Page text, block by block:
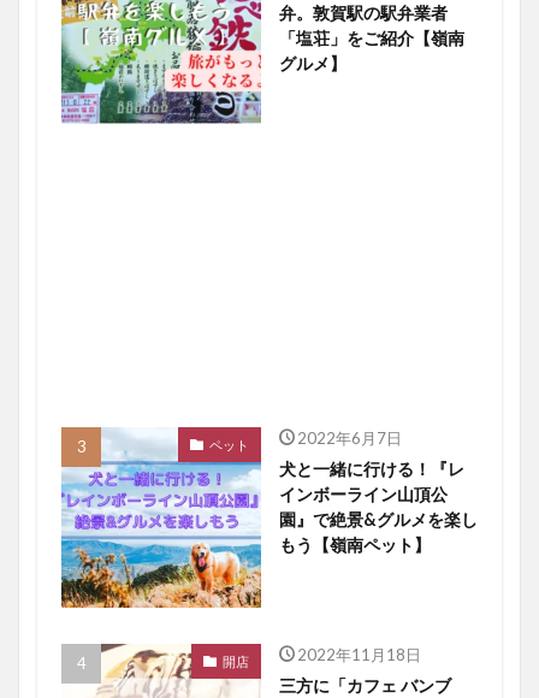
弁。敦賀駅の駅弁業者
「塩荘」をご紹介【嶺南
グルメ】
ペット 2022年6月7日
犬と一緒に行ける！『レ
インボーライン山頂公
園』で絶景&グルメを楽し
もう【嶺南ペット】
開店 2022年11月18日
三方に「カフェ バンブ